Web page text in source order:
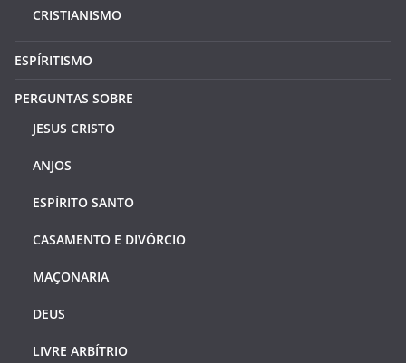
CRISTIANISMO
ESPÍRITISMO
PERGUNTAS SOBRE
JESUS CRISTO
ANJOS
ESPÍRITO SANTO
CASAMENTO E DIVÓRCIO
MAÇONARIA
DEUS
LIVRE ARBÍTRIO